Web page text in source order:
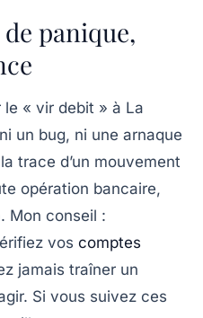
panique,
« vir debit » à La
un bug, ni une arnaque
trace d’un mouvement
opération bancaire,
Mon conseil :
vos comptes
jamais traîner un
Si vous suivez ces